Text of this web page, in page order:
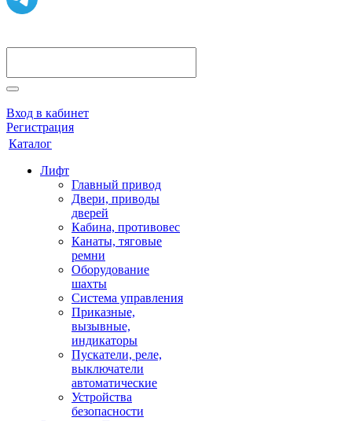
Вход в кабинет
Регистрация
Каталог
Лифт
Главный привод
Двери, приводы
дверей
Кабина, противовес
Канаты, тяговые
ремни
Оборудование
шахты
Система управления
Приказные,
вызывные,
индикаторы
Пускатели, реле,
выключатели
автоматические
Устройства
безопасности